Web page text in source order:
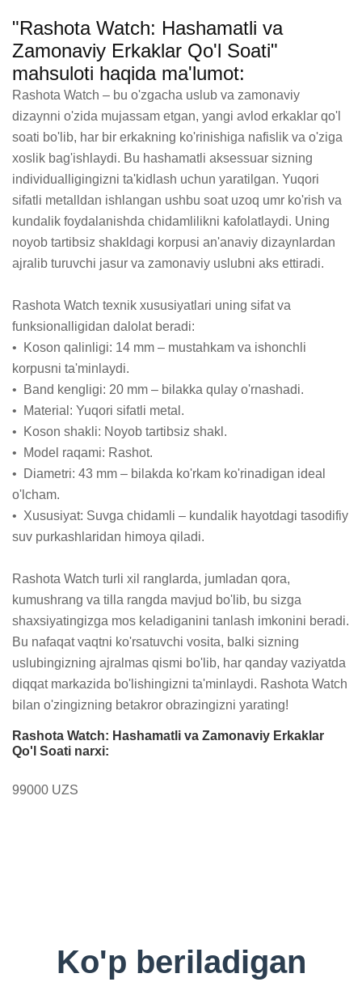
"Rashota Watch: Hashamatli va
Zamonaviy Erkaklar Qo'l Soati"
mahsuloti haqida ma'lumot:
Rashota Watch – bu o'zgacha uslub va zamonaviy
dizaynni o'zida mujassam etgan, yangi avlod erkaklar qo'l
soati bo'lib, har bir erkakning ko'rinishiga nafislik va o'ziga
xoslik bag'ishlaydi. Bu hashamatli aksessuar sizning
individualligingizni ta'kidlash uchun yaratilgan. Yuqori
sifatli metalldan ishlangan ushbu soat uzoq umr ko'rish va
kundalik foydalanishda chidamlilikni kafolatlaydi. Uning
noyob tartibsiz shakldagi korpusi an'anaviy dizaynlardan
ajralib turuvchi jasur va zamonaviy uslubni aks ettiradi.
Rashota Watch texnik xususiyatlari uning sifat va
funksionalligidan dalolat beradi:
•  Koson qalinligi: 14 mm – mustahkam va ishonchli
korpusni ta'minlaydi.
•  Band kengligi: 20 mm – bilakka qulay o'rnashadi.
•  Material: Yuqori sifatli metal.
•  Koson shakli: Noyob tartibsiz shakl.
•  Model raqami: Rashot.
•  Diametri: 43 mm – bilakda ko'rkam ko'rinadigan ideal
o'lcham.
•  Xususiyat: Suvga chidamli – kundalik hayotdagi tasodifiy
suv purkashlaridan himoya qiladi.
Rashota Watch turli xil ranglarda, jumladan qora,
kumushrang va tilla rangda mavjud bo'lib, bu sizga
shaxsiyatingizga mos keladiganini tanlash imkonini beradi.
Bu nafaqat vaqtni ko'rsatuvchi vosita, balki sizning
uslubingizning ajralmas qismi bo'lib, har qanday vaziyatda
diqqat markazida bo'lishingizni ta'minlaydi. Rashota Watch
bilan o'zingizning betakror obrazingizni yarating!
Rashota Watch: Hashamatli va Zamonaviy Erkaklar
Qo'l Soati narxi:
99000 UZS
Ko'p beriladigan